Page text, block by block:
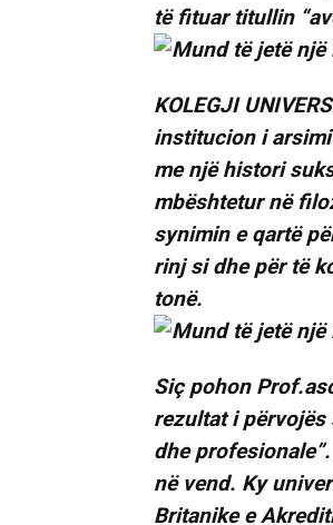
të fituar titullin
KOLEGJI
institucion i
me një histori
mbështetur në
synimin e qartë
rinj si dhe për të
tonë.
Siç pohon
rezultat i përvojës
dhe
në vend. Ky
Britanike e